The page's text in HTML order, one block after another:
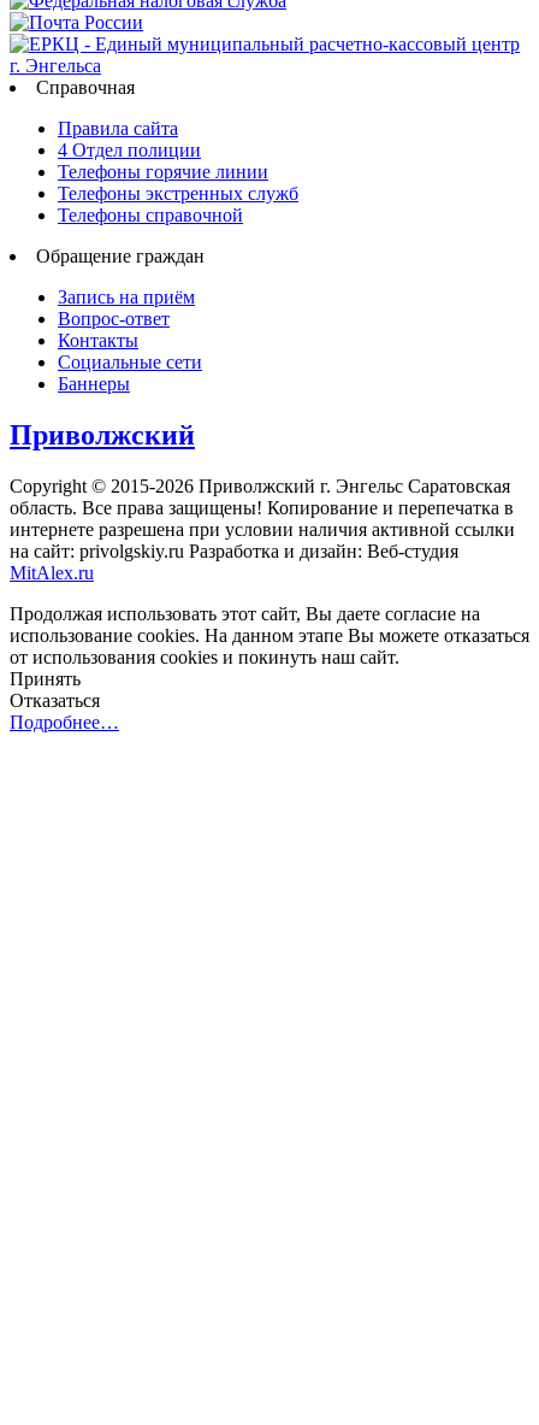
Справочная
Правила сайта
4 Отдел полиции
Телефоны горячие линии
Телефоны экстренных служб
Телефоны справочной
Обращение граждан
Запись на приём
Вопрос-ответ
Контакты
Социальные сети
Баннеры
Приволжский
Copyright © 2015-2026 Приволжский г. Энгельс Саратовская
область. Все права защищены! Копирование и перепечатка в
интернете разрешена при условии наличия активной ссылки
на сайт: privolgskiy.ru Разработка и дизайн: Веб-студия
MitAlex.ru
Продолжая использовать этот сайт, Вы даете согласие на
использование cookies. На данном этапе Вы можете отказаться
от использования cookies и покинуть наш сайт.
Принять
Отказаться
Подробнее…